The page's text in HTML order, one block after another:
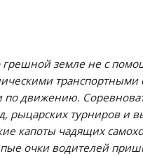
грешной земле не с
транспортными
по движению.
рыцарских турниров и
капоты чадящих
очки водителей